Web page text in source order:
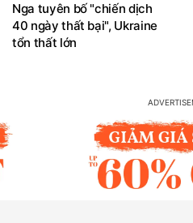
Nga tuyên bố "chiến dịch
40 ngày thất bại", Ukraine
tổn thất lớn